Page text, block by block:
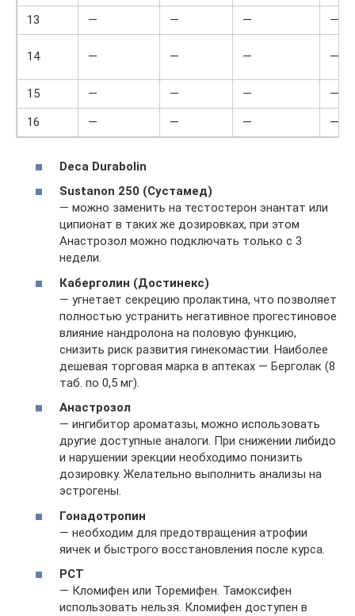
13
— — — —
14 — — — —
15 — — —
—
16
— — — —
Deca Durabolin
Sustanon 250 (Сустамед)
— можно заменить на тестостерон энантат или
ципионат в таких же дозировках, при этом
Анастрозол можно подключать только с 3
недели.
Каберголин (Достинекс)
— угнетает секрецию пролактина, что позволяет
полностью устранить негативное прогестиновое
влияние нандролона на половую функцию,
снизить риск развития гинекомастии. Наиболее
дешевая торговая марка в аптеках — Берголак (8
таб. по 0,5 мг).
Анастрозол
— ингибитор ароматазы, можно использовать
другие доступные аналоги. При снижении либидо
и нарушении эрекции необходимо понизить
дозировку. Желательно выполнить анализы на
эстрогены.
Гонадотропин
— необходим для предотвращения атрофии
яичек и быстрого восстановления после курса.
PCT
— Кломифен или Торемифен. Тамоксифен
использовать нельзя. Кломифен доступен в